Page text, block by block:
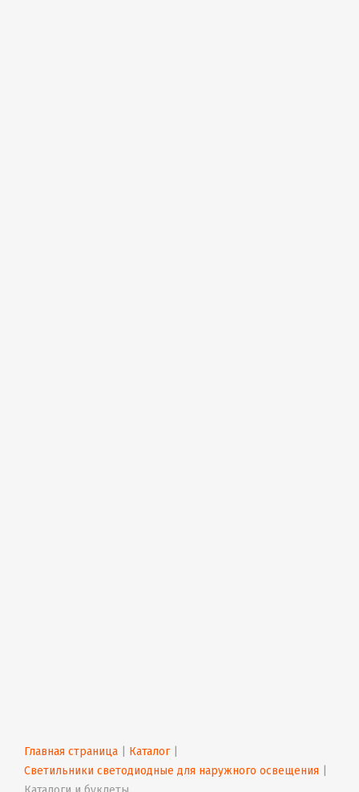
Главная страница Каталог |
Светильники светодиодные для наружного освещения